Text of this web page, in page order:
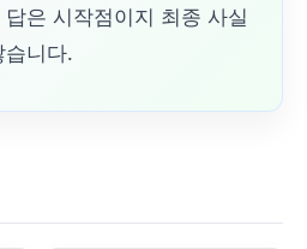
은 시작점이지 최종 사실
니다.